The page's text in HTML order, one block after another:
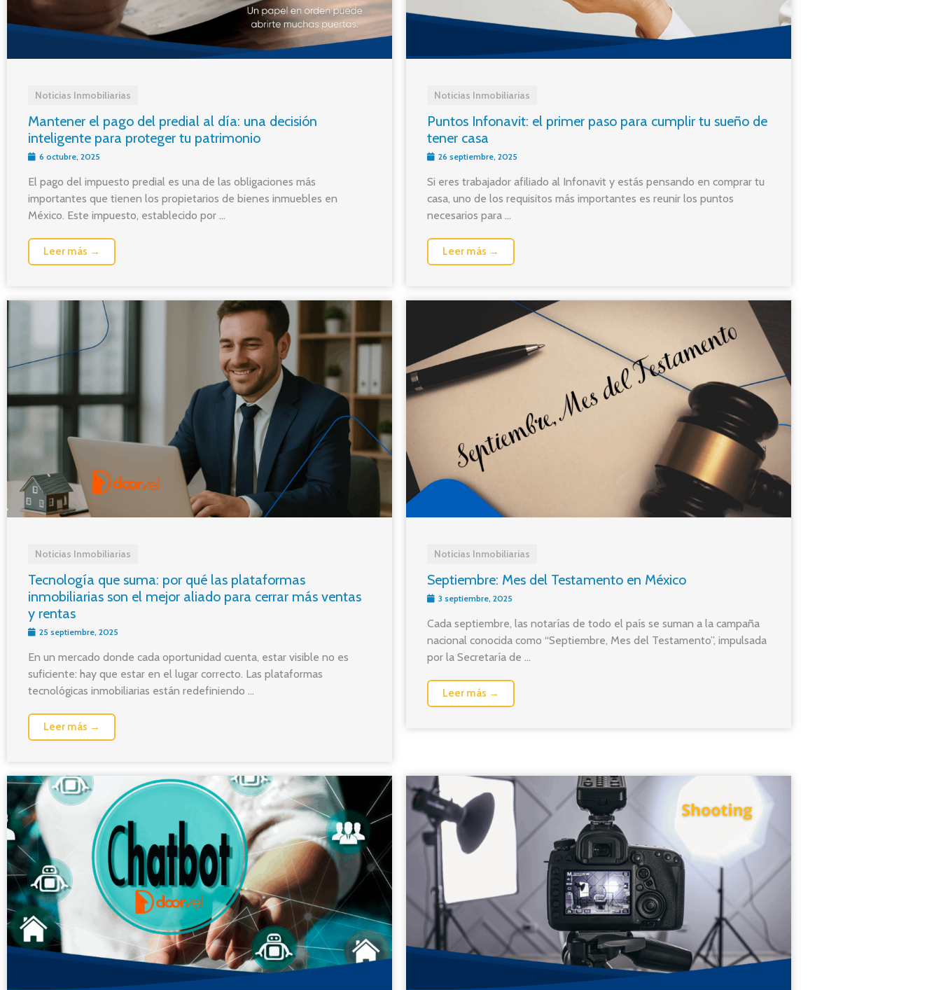
Noticias Inmobiliarias
Mantener el pago del predial al día: una decisión
inteligente para proteger tu patrimonio
6 octubre, 2025
El pago del impuesto predial es una de las obligaciones más
importantes que tienen los propietarios de bienes inmuebles en
México. Este impuesto, establecido por ...
Leer más →
Noticias Inmobiliarias
Puntos Infonavit: el primer paso para cumplir tu sueño de
tener casa
26 septiembre, 2025
Si eres trabajador afiliado al Infonavit y estás pensando en comprar tu
casa, uno de los requisitos más importantes es reunir los puntos
necesarios para ...
Leer más →
Noticias Inmobiliarias
Tecnología que suma: por qué las plataformas
inmobiliarias son el mejor aliado para cerrar más ventas
y rentas
25 septiembre, 2025
En un mercado donde cada oportunidad cuenta, estar visible no es
suficiente: hay que estar en el lugar correcto. Las plataformas
tecnológicas inmobiliarias están redefiniendo ...
Leer más →
Noticias Inmobiliarias
Septiembre: Mes del Testamento en México
3 septiembre, 2025
Cada septiembre, las notarías de todo el país se suman a la campaña
nacional conocida como “Septiembre, Mes del Testamento”, impulsada
por la Secretaría de ...
Leer más →